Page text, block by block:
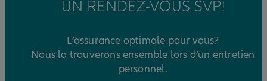
UN RENDEZ-VOUS SVP!
L’assurance optimale pour vous?
Nous la trouverons ensemble lors d’un entretien
personnel.